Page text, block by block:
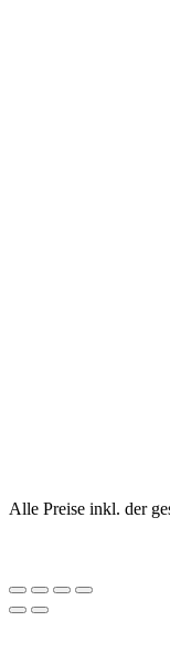
Alle Preise inkl. der